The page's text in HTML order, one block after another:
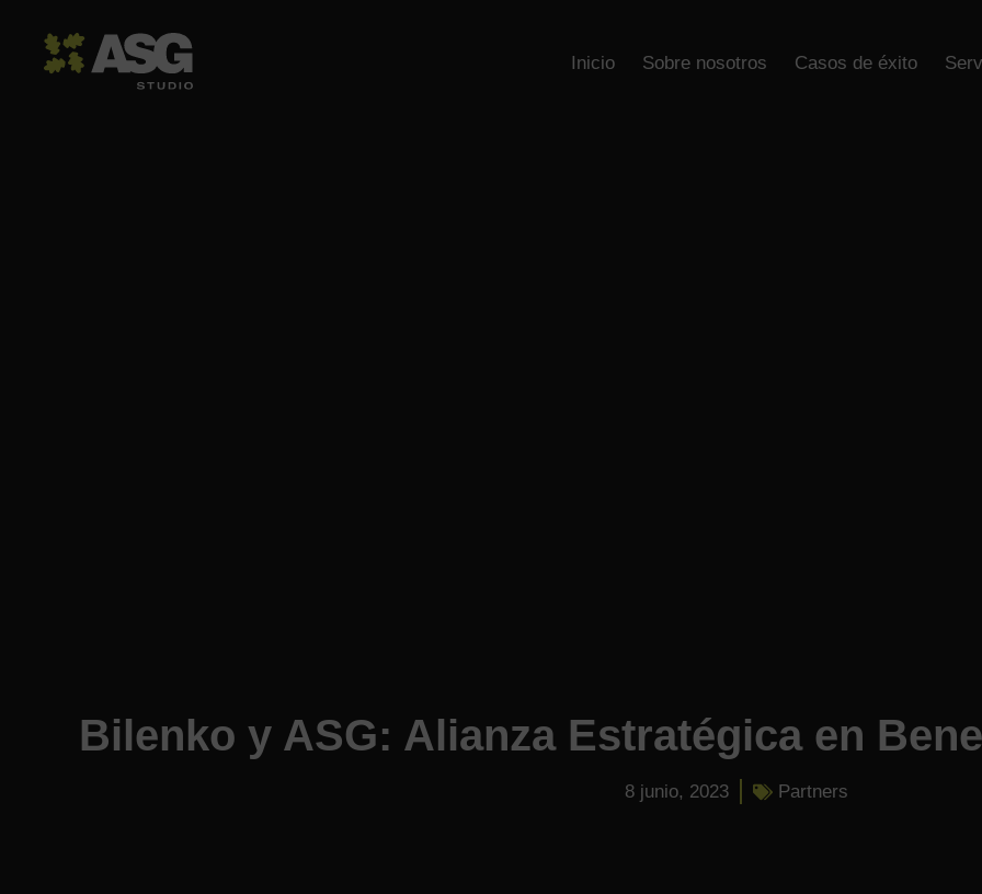
Inicio Sobre nosotros Casos de éxito
Bilenko y ASG: Alianza Estratégica en
8 junio, 2023 Partners